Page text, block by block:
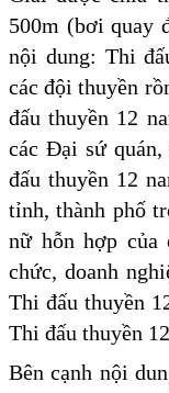
500m (bơi quay
nội dung: Thi
các đội thuyền
đấu thuyền 12
các Đại sứ
đấu thuyền 12
tỉnh, thành phố
nữ hỗn hợp của
chức, doanh
Thi đấu thuyền
Thi đấu thuyền
Bên cạnh nội